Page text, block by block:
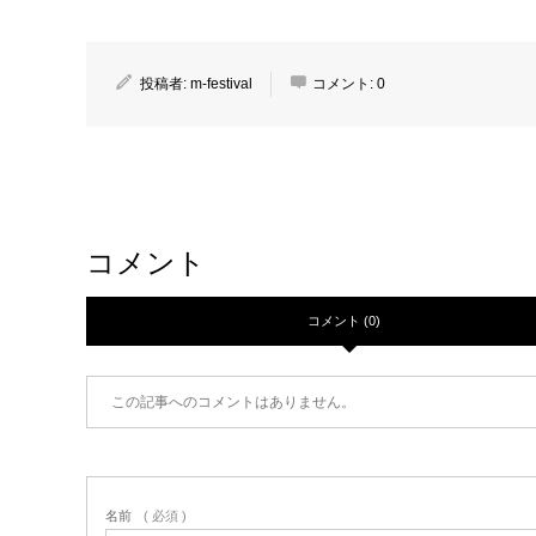
投稿者: m-festival コメント: 0
コメント
コメント (0)
この記事へのコメントはありません。
名前 ( 必須 )